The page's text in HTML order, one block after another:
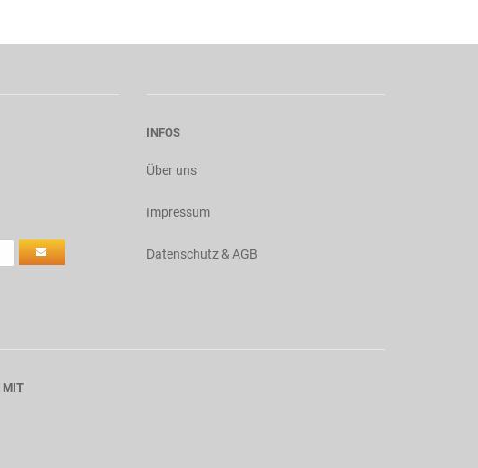
INFOS
Über uns
Impressum
Datenschutz & AGB
MIT